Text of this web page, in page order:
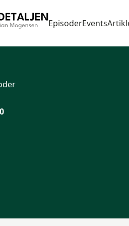
EpisoderEvents